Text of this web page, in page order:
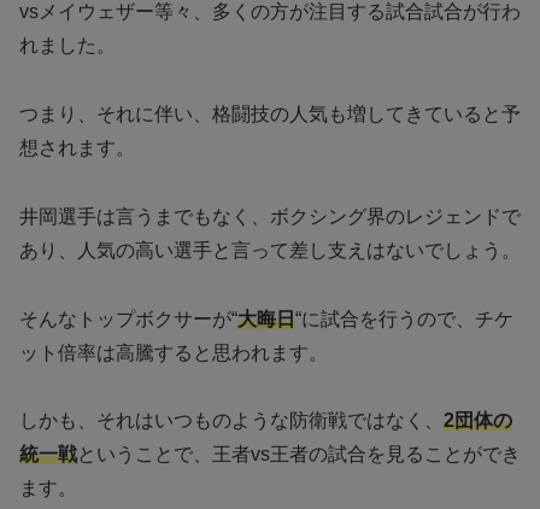
vsメイウェザー等々、多くの方が注目する試合試合が行わ
れました。
つまり、それに伴い、格闘技の人気も増してきていると予
想されます。
井岡選手は言うまでもなく、ボクシング界のレジェンドで
あり、人気の高い選手と言って差し支えはないでしょう。
そんなトップボクサーが“大晦日“に試合を行うので、チケ
ット倍率は高騰すると思われます。
しかも、それはいつものような防衛戦ではなく、 2団体の
統一戦ということで、王者vs王者の試合を見ることができ
ます。